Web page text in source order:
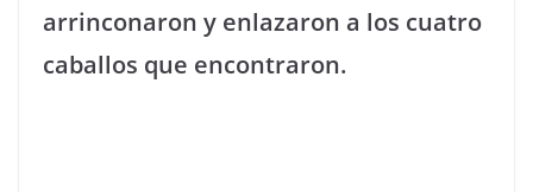
arrinconaron y enlazaron a los cuatro
caballos que encontraron.